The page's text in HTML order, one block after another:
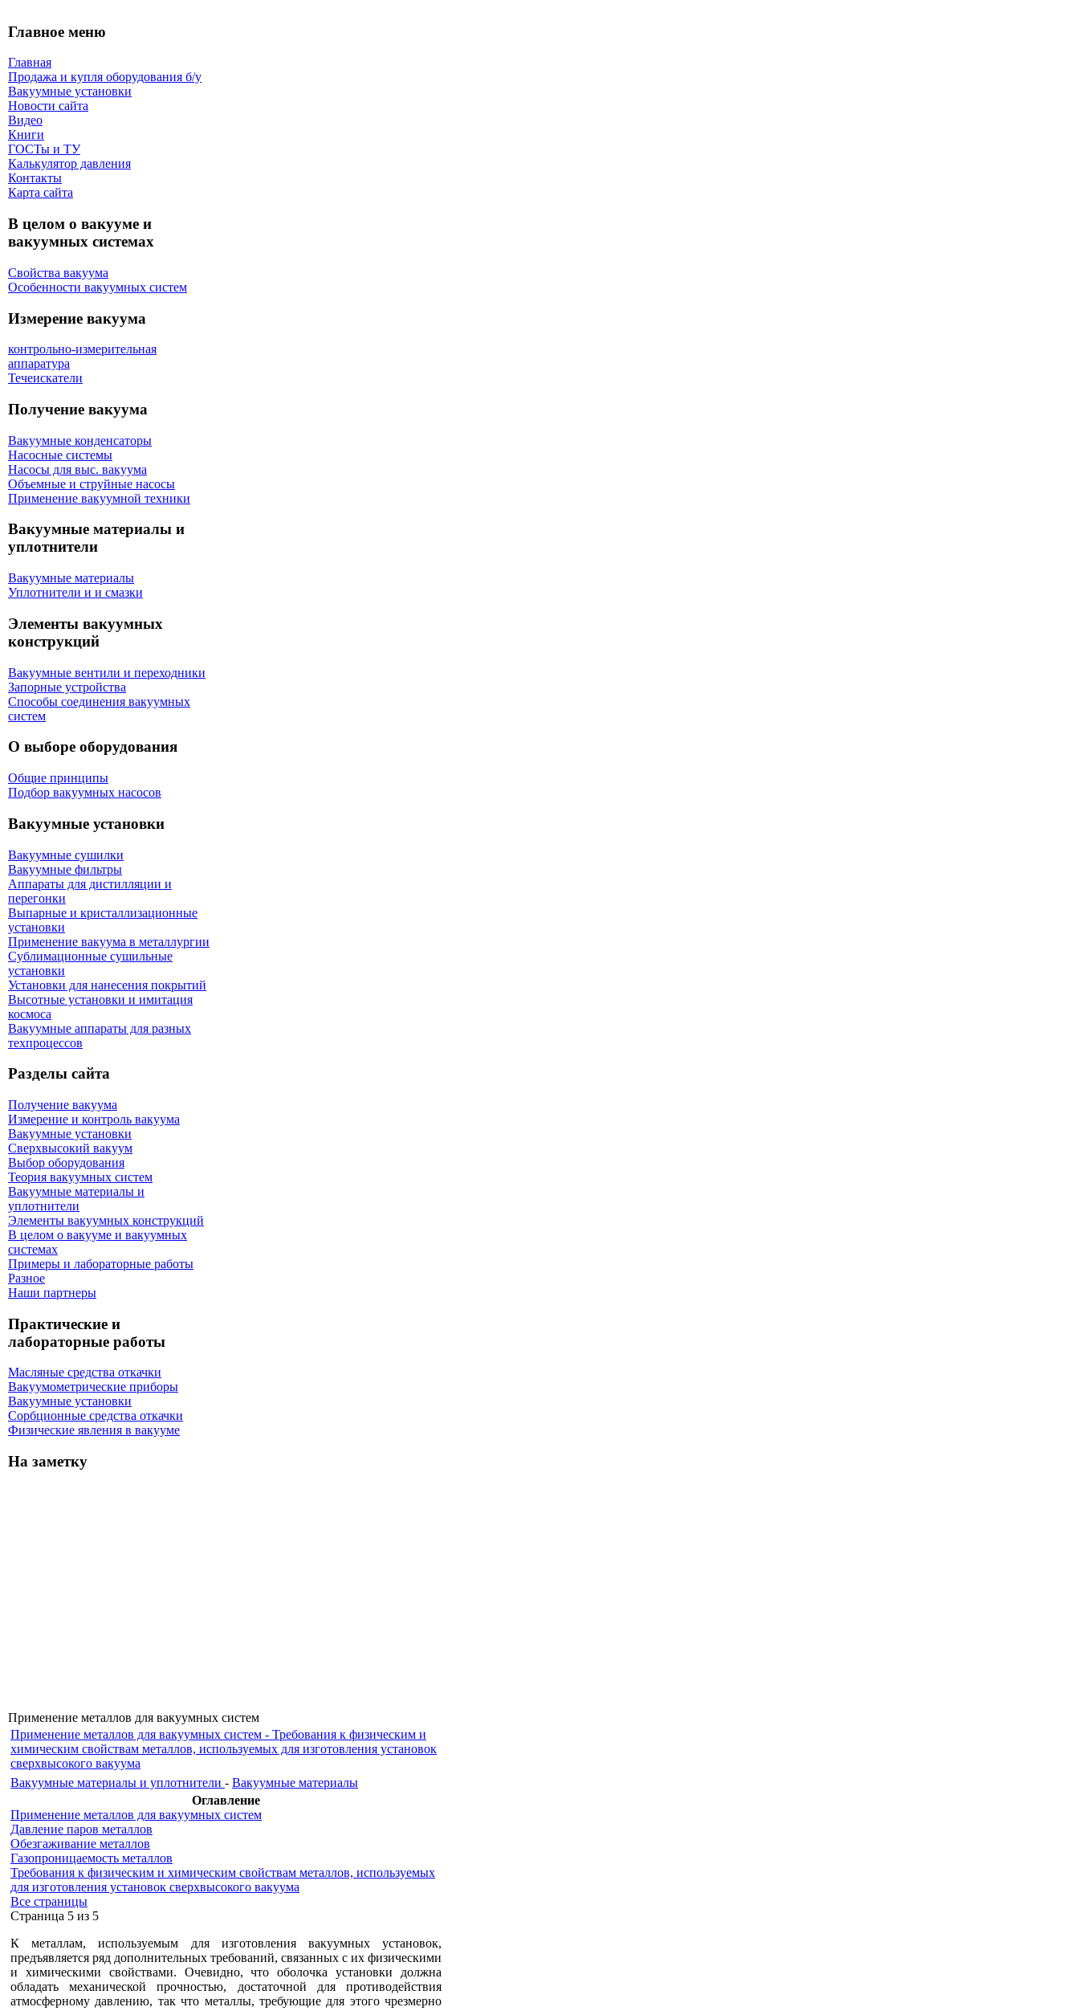
Главное меню
Главная
Продажа и купля оборудования б/y
Вакуумные установки
Новости сайта
Видео
Книги
ГОСТы и ТУ
Калькулятор давления
Контакты
Карта сaйта
В целом о вакууме и
вакуумных системах
Свойства вакуума
Особенности вакуумных систем
Измерение вакуума
контрольно-измерительная
аппаратура
Течеискатели
Получение вакуума
Вакуумные конденсаторы
Насосные системы
Насосы для выс. вакуума
Объемные и струйные насосы
Применение вакуумной техники
Вакуумные материалы и
уплотнители
Вакуумные материалы
Уплотнители и и смазки
Элементы вакуумных
конструкций
Вакуумные вентили и переходники
Запорные устройства
Способы соединения вакуумных
систем
О выборе оборудования
Общие принципы
Подбор вакуумных насосов
Вакуумные установки
Вакуумные сушилки
Вакуумные фильтры
Аппараты для дистилляции и
перегонки
Выпарные и кристаллизационные
установки
Применение вакуума в металлургии
Сублимационные сушильные
установки
Установки для нанесения покрытий
Высотные установки и имитация
космоса
Вакуумные аппараты для разных
техпроцессов
Разделы сайта
Получение вакуума
Измерение и контроль вакуума
Вакуумные установки
Сверхвысокий вакуум
Выбор оборудования
Теория вакуумных систем
Вакуумные материалы и
уплотнители
Элементы вакуумных конструкций
В целом о вакууме и вакуумных
системах
Примеры и лабораторные работы
Разное
Наши партнеры
Практические и
лабораторные работы
Масляные средства откачки
Вакуумометрические приборы
Вакуумные установки
Сорбционные средства откачки
Физические явления в вакууме
На заметку
Применение металлов для вакуумных систем
Применение металлов для вакуумных систем - Требования к физическим и
химическим свойствам металлов, используемых для изготовления установок
сверхвысокого вакуума
Вакуумные материалы и уплотнители - Вакуумные материалы
Оглавление
Применение металлов для вакуумных систем
Давление паров металлов
Обезгаживание металлов
Газопроницаемость металлов
Требования к физическим и химическим свойствам металлов, используемых
для изготовления установок сверхвысокого вакуума
Все страницы
Cтраница 5 из 5
К металлам, используемым для изготовления вакуумных установок,
предъявляется ряд дополнительных требований, связанных с их физическими
и химическими свойствами. Очевидно, что оболочка установки должна
обладать механической прочностью, достаточной для противодействия
атмосферному давлению, так что металлы, требующие для этого чрезмерно